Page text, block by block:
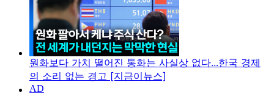
원화보다 가치 떨어진 통화는 사실상 없다...한국 경제
의 소리 없는 경고 [지금이뉴스]